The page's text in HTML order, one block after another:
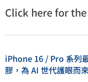
Click here for
iPhone 16 / Pro 系列
膠，為 AI 世代護眼而